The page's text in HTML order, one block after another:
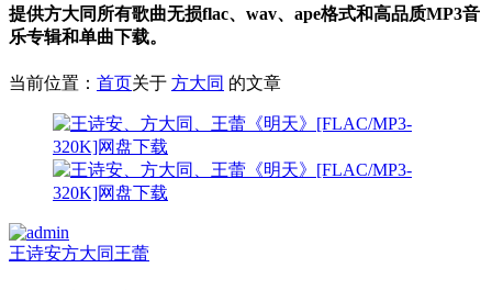
提供方大同所有歌曲无损flac、wav、ape格式和高品质MP3音
乐专辑和单曲下载。
当前位置： 首页关于 方大同 的文章
王诗安方大同 王蕾